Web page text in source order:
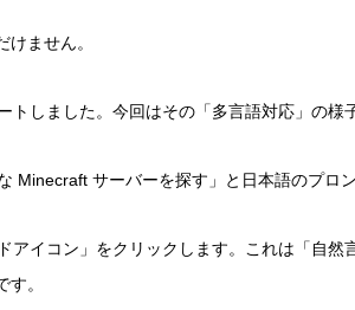
ません。
しました。今回はその「多言語対応」の様
Minecraft サーバーを探す」と日本語のプロ
アイコン」をクリックします。これは「自
。